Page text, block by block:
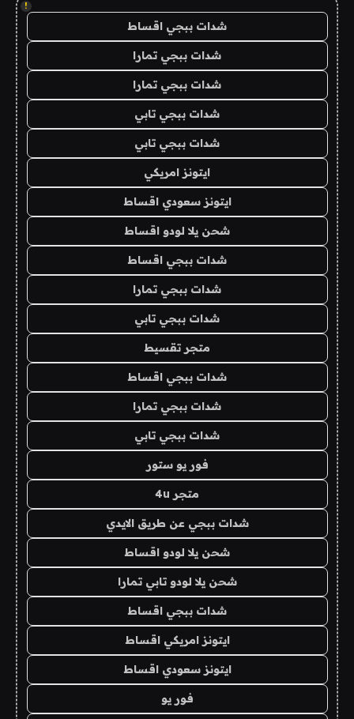
!
شدات ببجي اقساط
شدات ببجي تمارا
شدات ببجي تمارا
شدات ببجي تابي
شدات ببجي تابي
ايتونز امريكي
ايتونز سعودي اقساط
شحن يلا لودو اقساط
شدات ببجي اقساط
شدات ببجي تمارا
شدات ببجي تابي
متجر تقسيط
شدات ببجي اقساط
شدات ببجي تمارا
شدات ببجي تابي
فور يو ستور
متجر 4u
شدات ببجي عن طريق الايدي
شحن يلا لودو اقساط
شحن يلا لودو تابي تمارا
شدات ببجي اقساط
ايتونز امريكي اقساط
ايتونز سعودي اقساط
فور يو